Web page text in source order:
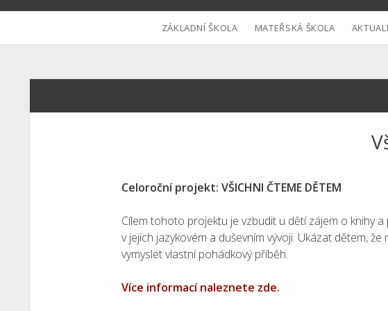
ZÁKLADNÍ ŠKOLA MATEŘSKÁ ŠKOLA
Celoroční projekt: VŠICHNI ČTEME DĚTEM
Cílem tohoto projektu je vzbudit u dětí zájem o knihy
v jejich jazykovém a duševním vývoji. Ukázat dětem,
vymyslet vlastní pohádkový příběh.
Více informací naleznete zde.